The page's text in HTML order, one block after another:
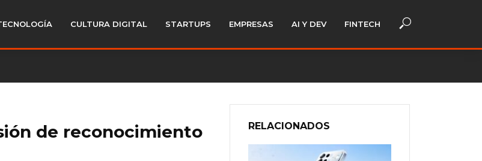
CULTURA DIGITAL STARTUPS EMPRESAS AI Y DEV FINTECH
de reconocimiento
RELACIONADOS